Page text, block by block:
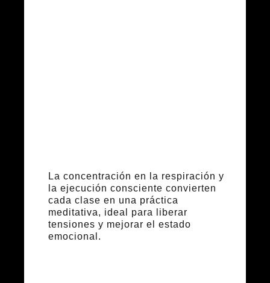
La concentración en la respiración y
la ejecución consciente convierten
cada clase en una práctica
meditativa, ideal para liberar
tensiones y mejorar el estado
emocional.